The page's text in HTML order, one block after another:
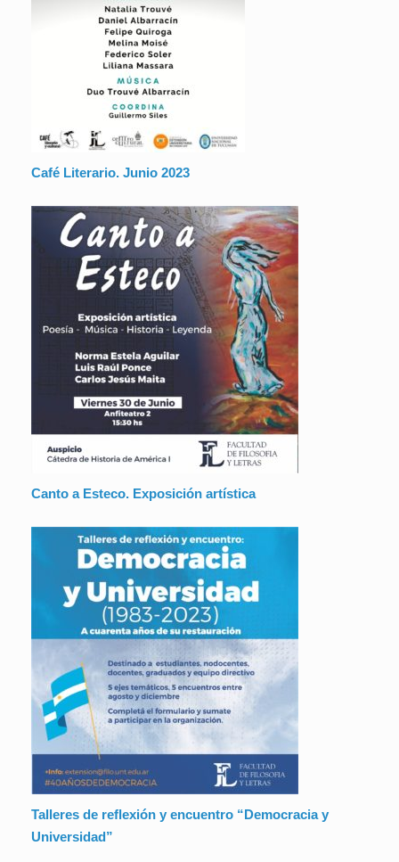
Café Literario. Junio 2023
Canto a Esteco. Exposición artística
Talleres de reflexión y encuentro “Democracia y
Universidad”